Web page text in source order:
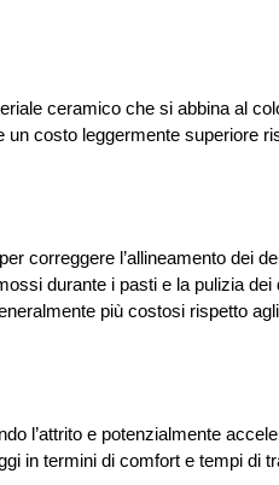
ceramico che si abbina al
costo leggermente superiore
correggere l’allineamento dei
durante i pasti e la pulizia dei
più costosi rispetto
l’attrito e potenzialmente
in termini di comfort e tempi di